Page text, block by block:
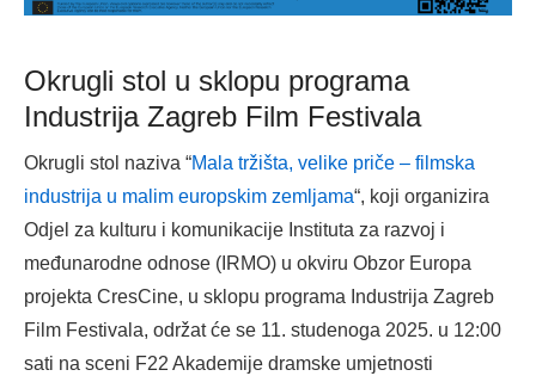
Okrugli stol u sklopu programa
Industrija Zagreb Film Festivala
Okrugli stol naziva “Mala tržišta, velike priče – filmska
industrija u malim europskim zemljama“, koji organizira
Odjel za kulturu i komunikacije Instituta za razvoj i
međunarodne odnose (IRMO) u okviru Obzor Europa
projekta CresCine, u sklopu programa Industrija Zagreb
Film Festivala, održat će se 11. studenoga 2025. u 12:00
sati na sceni F22 Akademije dramske umjetnosti